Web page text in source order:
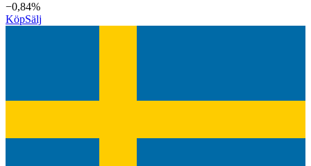
−0,84%
KöpSälj